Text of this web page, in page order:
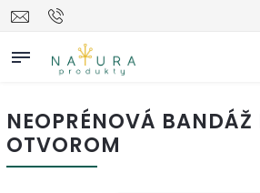
NEOPRÉNOVÁ BANDÁŽ
OTVOROM